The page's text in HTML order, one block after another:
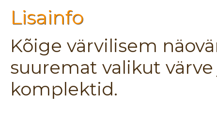
Lisainfo
Kõige värvilisem
suuremat valikut
komplektid.